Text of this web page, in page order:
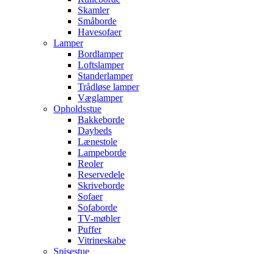
Skamler
Småborde
Havesofaer
Lamper
Bordlamper
Loftslamper
Standerlamper
Trådløse lamper
Væglamper
Opholdsstue
Bakkeborde
Daybeds
Lænestole
Lampeborde
Reoler
Reservedele
Skriveborde
Sofaer
Sofaborde
TV-møbler
Puffer
Vitrineskabe
Spisestue